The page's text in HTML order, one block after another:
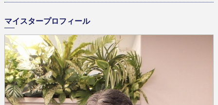
マイスタープロフィール